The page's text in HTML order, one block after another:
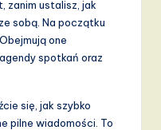
zanim ustalisz, jak
sobą. Na początku
one
spotkań oraz
się, jak szybko
pilne wiadomości. To